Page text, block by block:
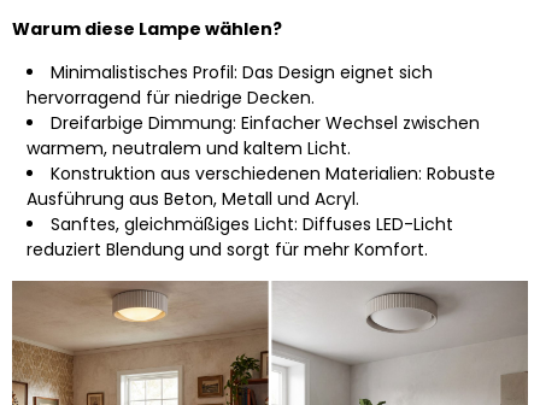
Warum diese Lampe wählen?
Minimalistisches Profil: Das Design eignet sich
hervorragend für niedrige Decken.
Dreifarbige Dimmung: Einfacher Wechsel zwischen
warmem, neutralem und kaltem Licht.
Konstruktion aus verschiedenen Materialien: Robuste
Ausführung aus Beton, Metall und Acryl.
Sanftes, gleichmäßiges Licht: Diffuses LED-Licht
reduziert Blendung und sorgt für mehr Komfort.